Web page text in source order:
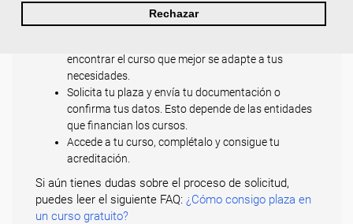
Rechazar
en algunos casos, que residas en Girona para
poder realizar un curso.
encontrar el curso que mejor se adapte a tus
necesidades.
Solicita tu plaza y envía tu documentación o
confirma tus datos. Esto depende de las entidades
que financian los cursos.
Accede a tu curso, complétalo y consigue tu
acreditación.
Si aún tienes dudas sobre el proceso de solicitud,
puedes leer el siguiente FAQ: ¿Cómo consigo plaza en
un curso gratuito?